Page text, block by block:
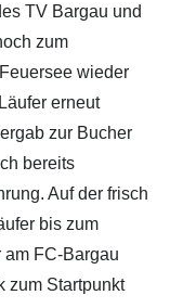
TV Bargau und
zum
wieder
erneut
zur Bucher
bereits
Auf der frisch
bis zum
FC-Bargau
zum Startpunkt